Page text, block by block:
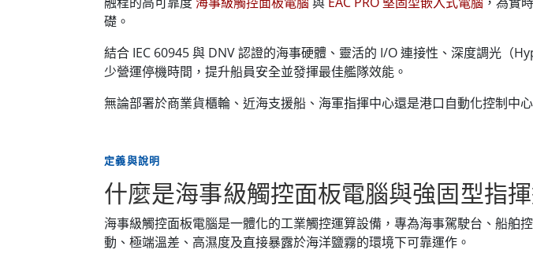
礎。
結合 IEC 60945 與 DNV 認證的海事硬體、靈活的 I/O 連接性、深度調光（
少營運停機時間，提升船員安全並發揮最佳艦隊效能。
無論部署於商業貨櫃輪、近海支援船、海軍指揮中心還是港口自動化控制中
定義與說明
什麼是海事級觸控面板電腦與強固型指
海事級觸控面板電腦是一體化的工業觸控運算設備，專為海事駕駛台、船
動、極端溫差、高濕度及直接暴露於海洋鹽霧的環境下可靠運作。